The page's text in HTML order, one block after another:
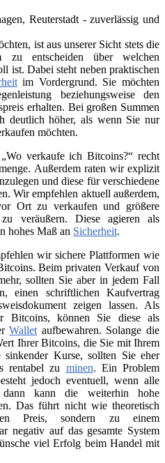
ist aus unserer Sicht stets die
zu entscheiden über welchen
ist. Dabei steht neben praktischen
im Vordergrund. Sie möchten
beziehungsweise den
erhalten. Bei großen Summen
deutlich höher, als wenn Sie nur
möchten.
verkaufe ich Bitcoins?“ recht
Außerdem raten wir explizit
und diese für verschiedene
Wir empfehlen aktuell außerdem,
Ort zu verkaufen und größere
zu veräußern. Diese agieren als
hohes Maß an Sicherheit.
wir sichere Plattformen wie
Beim privaten Verkauf von
sollten Sie aber in jedem Fall
einen schriftlichen Kaufvertrag
zeigen lassen. Als
Bitcoins, können Sie diese als
Wallet aufbewahren. Solange die
Ihrer Bitcoins, die Sie mit Ihrem
Kurse, sollten Sie eher
rentabel zu minen. Ein Problem
jedoch eventuell, wenn alle
dann kann die weiterhin hohe
Das führt nicht wie theoretisch
Preis, sondern zu einem
negativ auf das gesamte System
viel Erfolg beim Handel mit